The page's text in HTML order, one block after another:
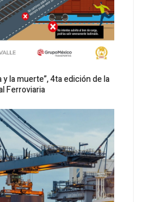
la muerte”, 4ta edición de la
Ferroviaria